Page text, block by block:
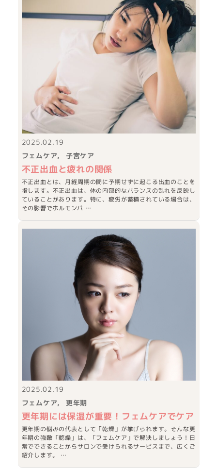
2025.02.19
フェムケア
子宮ケア
不正出血と疲れの関係
不正出血とは、月経周期の間に予期せずに起こる出血のことを
指します。不正出血は、体の内部的なバランスの乱れを反映し
ていることがあります。特に、疲労が蓄積されている場合は、
その影響でホルモンバ …
2025.02.19
フェムケア
更年期
更年期には保湿が重要！フェムケアでケア
更年期の悩みの代表として「乾燥」が挙げられます。そんな更
年期の強敵「乾燥」は、「フェムケア」で解決しましょう！日
常でできることからサロンで受けられるサービスまで、広くご
紹介します。 …